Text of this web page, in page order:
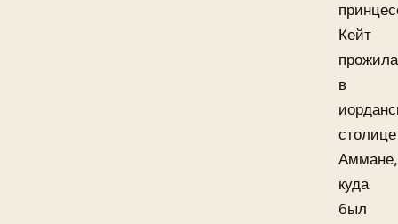
Кейт
прожила
в
столице
Аммане,
куда
был